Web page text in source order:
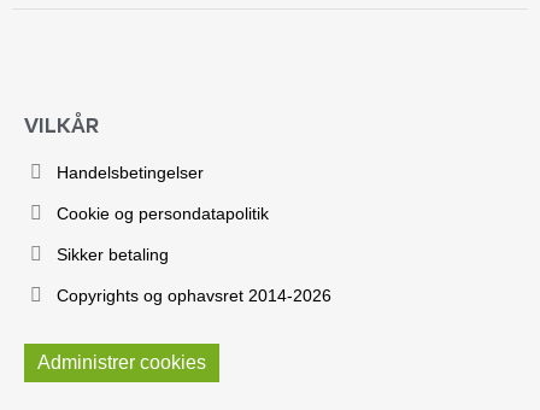
VILKÅR
Handelsbetingelser
Cookie og persondatapolitik
Sikker betaling
Copyrights og ophavsret 2014-2026
Administrer cookies